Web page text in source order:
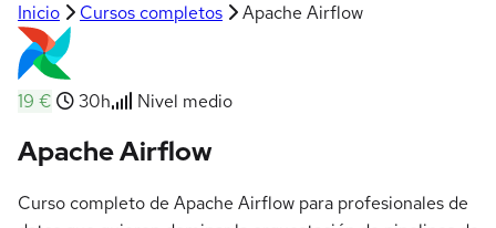
Inicio Cursos completos Apache Airflow
19 € 30h Nivel medio
Apache Airflow
Curso completo de Apache Airflow para profesionales de